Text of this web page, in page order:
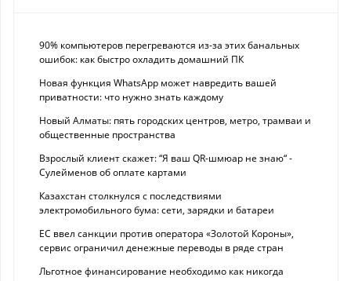
90% компьютеров перегреваются из-за этих банальных
ошибок: как быстро охладить домашний ПК
Новая функция WhatsApp может навредить вашей
приватности: что нужно знать каждому
Новый Алматы: пять городских центров, метро, трамваи и
общественные пространства
Взрослый клиент скажет: “Я ваш QR-шмюар не знаю“ -
Сулейменов об оплате картами
Казахстан столкнулся с последствиями
электромобильного бума: сети, зарядки и батареи
ЕС ввел санкции против оператора «Золотой Короны»,
сервис ограничил денежные переводы в ряде стран
Льготное финансирование необходимо как никогда